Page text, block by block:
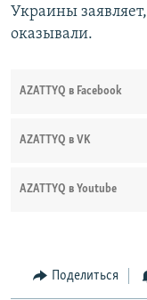
Украины
оказывали.
AZATTYQ в Facebook
AZATTYQ в VK
AZATTYQ в Youtube
Поделиться